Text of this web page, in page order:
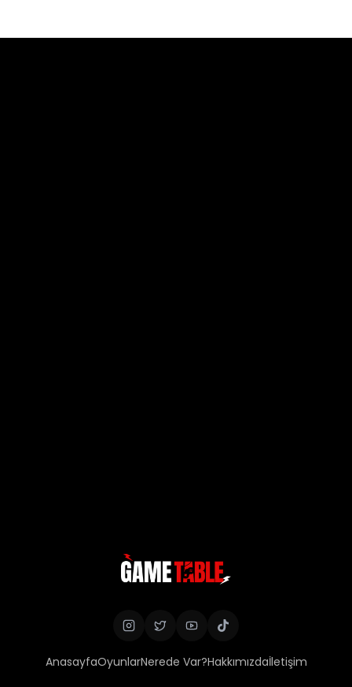
AnasayfaOyunlarNerede Var?Hakkımızdaİletişim